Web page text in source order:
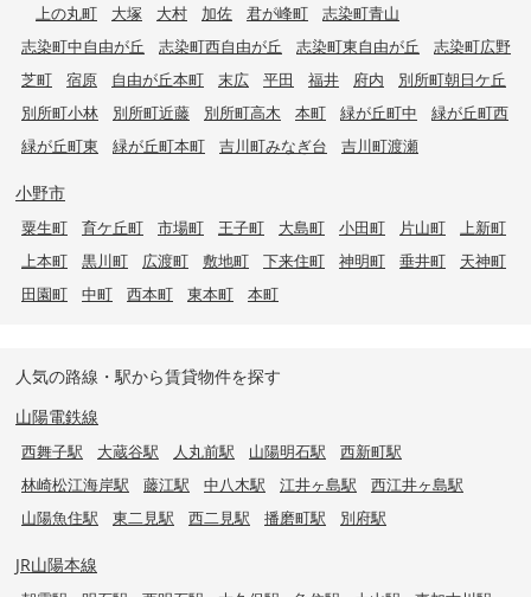
上の丸町 大塚 大村 加佐 君が峰町
志染町青山
志染町中自由が丘
志染町西自由が丘 志染町東自由が丘
志染町広野
芝町
宿原 自由が丘本町 末広 平田 福井 府内
別所町朝日ケ丘
別所町小林
別所町近藤 別所町高木 本町 緑が丘町中
緑が丘町西
緑が丘町東
緑が丘町本町 吉川町みなぎ台 吉川町渡瀬
小野市
粟生町 育ケ丘町 市場町 王子町 大島町 小田町 片山町
上新町
上本町
黒川町 広渡町 敷地町 下来住町 神明町 垂井町
天神町
田園町
中町 西本町 東本町 本町
人気の路線・駅から賃貸物件を探す
山陽電鉄線
西舞子駅 大蔵谷駅 人丸前駅 山陽明石駅
西新町駅
林崎松江海岸駅
藤江駅 中八木駅 江井ヶ島駅
西江井ヶ島駅
山陽魚住駅
東二見駅 西二見駅 播磨町駅 別府駅
JR山陽本線